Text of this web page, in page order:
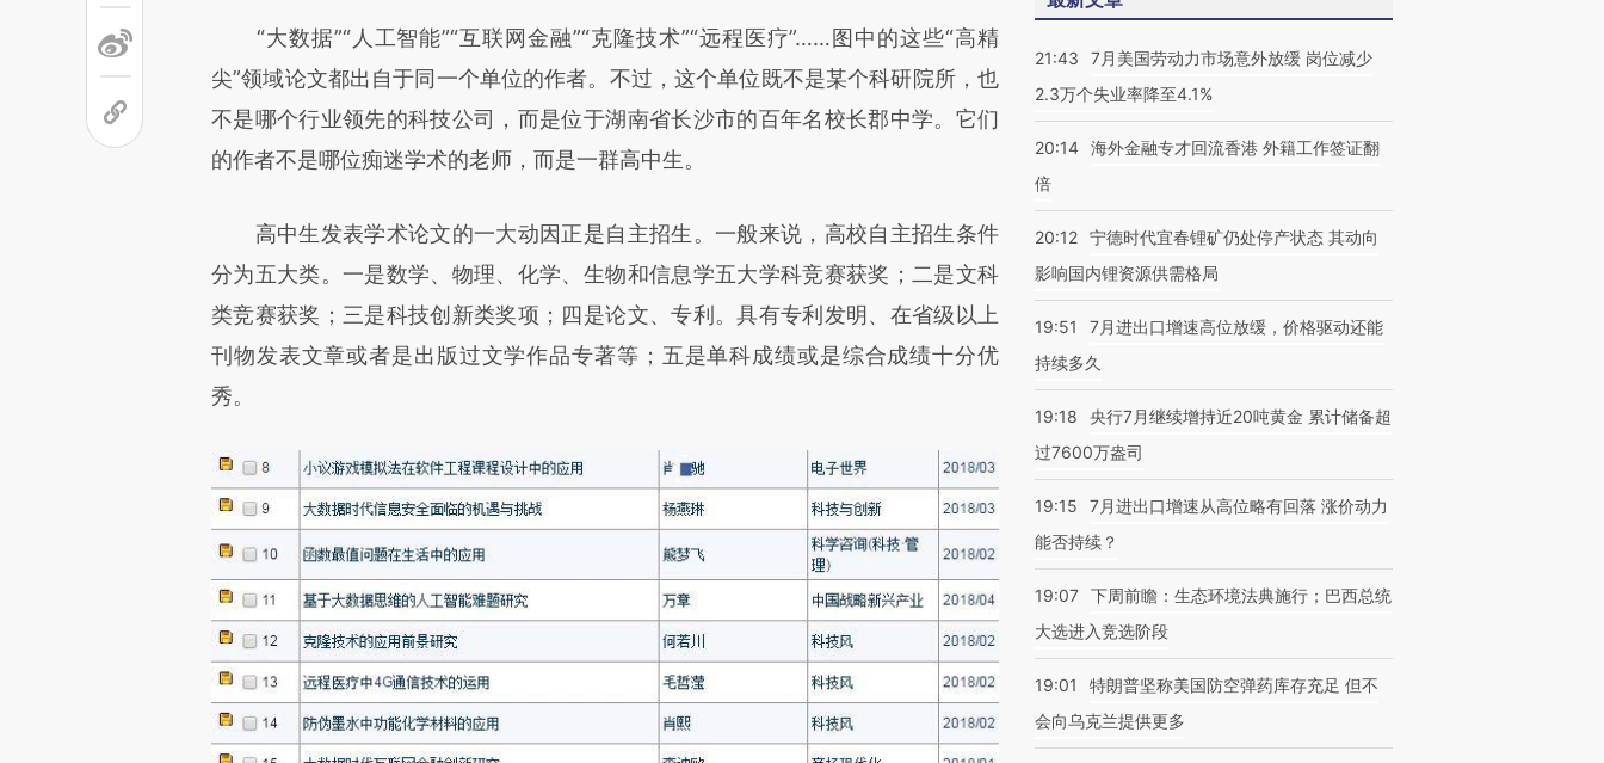
“大数据”“人工智能”“互联网金融”“克隆技术”“远程医疗”……图中的这些“高精
尖”领域论文都出自于同一个单位的作者。不过，这个单位既不是某个科研院所，也
不是哪个行业领先的科技公司，而是位于湖南省长沙市的百年名校长郡中学。它们
的作者不是哪位痴迷学术的老师，而是一群高中生。
高中生发表学术论文的一大动因正是自主招生。一般来说，高校自主招生条件
分为五大类。一是数学、物理、化学、生物和信息学五大学科竞赛获奖；二是文科
类竞赛获奖；三是科技创新类奖项；四是论文、专利。具有专利发明、在省级以上
刊物发表文章或者是出版过文学作品专著等；五是单科成绩或是综合成绩十分优
秀。
21:43
7月美国劳动力市场意外放缓 岗位减少
2.3万个失业率降至4.1%
20:14 海外金融专才回流香港 外籍工作签证翻
倍
20:12 宁德时代宜春锂矿仍处停产状态 其动向
影响国内锂资源供需格局
19:51
7月进出口增速高位放缓，价格驱动还能
持续多久
19:18
央行7月继续增持近20吨黄金 累计储备超
过7600万盎司
19:15
7月进出口增速从高位略有回落 涨价动力
能否持续？
19:07 下周前瞻：生态环境法典施行；巴西总统
大选进入竞选阶段
19:01
特朗普坚称美国防空弹药库存充足 但不
会向乌克兰提供更多